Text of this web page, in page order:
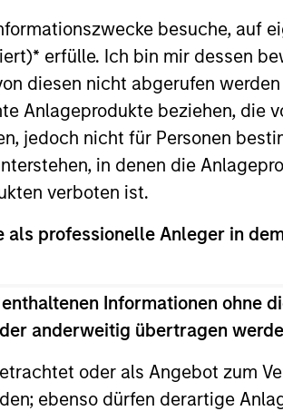
besuche, auf
* erfülle. Ich bin mir dessen
diesen nicht abgerufen
Anlageprodukte beziehen, die
jedoch nicht für Personen
in denen die
verboten ist.
professionelle Anleger in
Informationen ohne
anderweitig übertragen
oder als Angebot zum
ebenso dürfen derartige
(“MSSA”) when it was
and worked on public and private
Department. Prior to joining
in Finance from King Fahd
bias, and strong value or